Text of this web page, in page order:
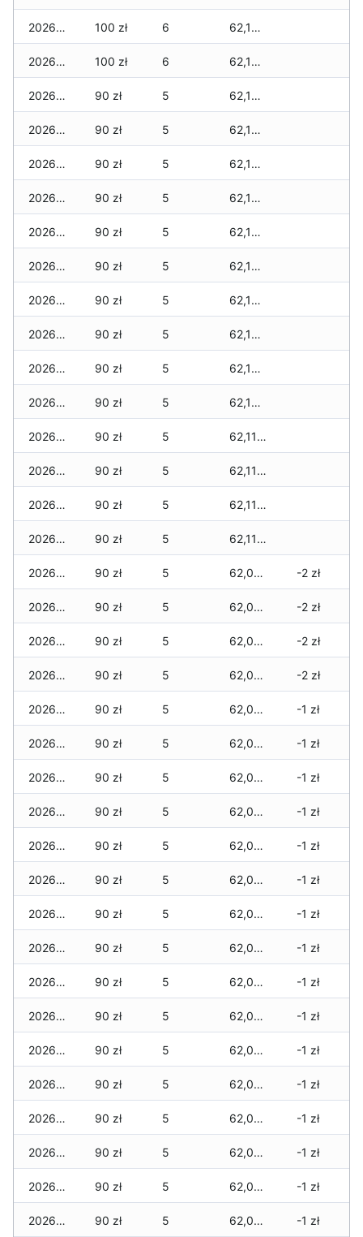
2026-06-25 100 zł 6 62,165 zł
2026-06-24 100 zł 6 62,165 zł
2026-06-23 90 zł 5 62,155 zł
2026-06-22 90 zł 5 62,155 zł
2026-06-21 90 zł 5 62,155 zł
2026-06-20 90 zł 5 62,155 zł
2026-06-19 90 zł 5 62,155 zł
2026-06-18 90 zł 5 62,155 zł
2026-06-17 90 zł 5 62,155 zł
2026-06-16 90 zł 5 62,145 zł
2026-06-15 90 zł 5 62,135 zł
2026-06-14 90 zł 5 62,135 zł
2026-06-13 90 zł 5 62,115 zł
2026-06-12 90 zł 5 62,115 zł
2026-06-11 90 zł 5 62,115 zł
2026-06-10 90 zł 5 62,115 zł
2026-06-09 90 zł 5 62,095 zł -2 zł
2026-06-07 90 zł 5 62,095 zł -2 zł
2026-06-06 90 zł 5 62,065 zł -2 zł
2026-06-05 90 zł 5 62,065 zł -2 zł
2026-06-04 90 zł 5 62,065 zł -1 zł
2026-06-03 90 zł 5 62,065 zł -1 zł
2026-06-02 90 zł 5 62,065 zł -1 zł
2026-06-01 90 zł 5 62,065 zł -1 zł
2026-05-31 90 zł 5 62,065 zł -1 zł
2026-05-30 90 zł 5 62,065 zł -1 zł
2026-05-29 90 zł 5 62,065 zł -1 zł
2026-05-28 90 zł 5 62,065 zł -1 zł
2026-05-27 90 zł 5 62,065 zł -1 zł
2026-05-26 90 zł 5 62,065 zł -1 zł
2026-05-25 90 zł 5 62,065 zł -1 zł
2026-05-24 90 zł 5 62,065 zł -1 zł
2026-05-23 90 zł 5 62,065 zł -1 zł
2026-05-22 90 zł 5 62,065 zł -1 zł
2026-05-21 90 zł 5 62,065 zł -1 zł
2026-05-20 90 zł 5 62,065 zł -1 zł